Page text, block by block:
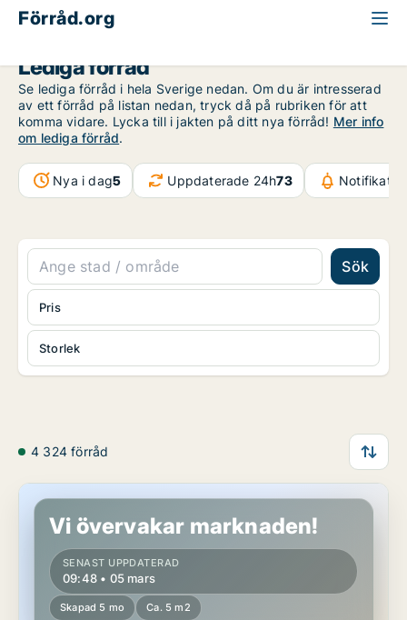
Förråd.org
Lediga förråd
Se lediga förråd i hela Sverige nedan. Om du är intresserad
av ett förråd på listan nedan, tryck då på rubriken för att
komma vidare. Lycka till i jakten på ditt nya förråd! Mer info
om lediga förråd.
Nya i dag5 Uppdaterade 24h73
Sök
Storlek
Pris
4 324 förråd
Lager i Göteborg
Vi övervakar marknaden!
SENAST UPPDATERAD
09:48 • 05 mars
Skapad 5 mo Ca. 5 m2